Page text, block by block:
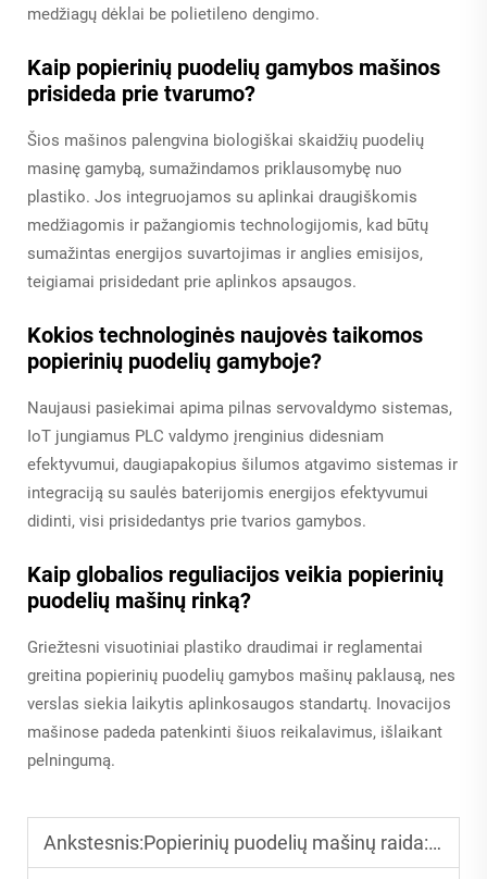
medžiagų dėklai be polietileno dengimo.
Kaip popierinių puodelių gamybos mašinos
prisideda prie tvarumo?
Šios mašinos palengvina biologiškai skaidžių puodelių
masinę gamybą, sumažindamos priklausomybę nuo
plastiko. Jos integruojamos su aplinkai draugiškomis
medžiagomis ir pažangiomis technologijomis, kad būtų
sumažintas energijos suvartojimas ir anglies emisijos,
teigiamai prisidedant prie aplinkos apsaugos.
Kokios technologinės naujovės taikomos
popierinių puodelių gamyboje?
Naujausi pasiekimai apima pilnas servovaldymo sistemas,
IoT jungiamus PLC valdymo įrenginius didesniam
efektyvumui, daugiapakopius šilumos atgavimo sistemas ir
integraciją su saulės baterijomis energijos efektyvumui
didinti, visi prisidedantys prie tvarios gamybos.
Kaip globalios reguliacijos veikia popierinių
puodelių mašinų rinką?
Griežtesni visuotiniai plastiko draudimai ir reglamentai
greitina popierinių puodelių gamybos mašinų paklausą, nes
verslas siekia laikytis aplinkosaugos standartų. Inovacijos
mašinose padeda patenkinti šiuos reikalavimus, išlaikant
pelningumą.
Ankstesnis:Popierinių puodelių mašinų raida: nuo rankinių iki visiškai automatinės